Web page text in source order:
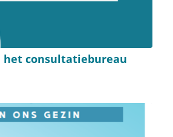
het consultatiebureau